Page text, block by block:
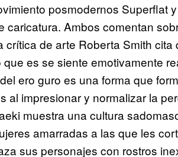
posmodernos Superflat
Ambos comentan
de arte Roberta Smith cita
es se siente emotivamente
ero guro es una forma que
al impresionar y normalizar la
muestra una cultura
amarradas a las que les
sus personajes con rostros